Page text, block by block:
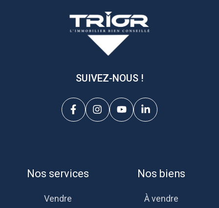
SUIVEZ-NOUS !
Nos services
Vendre
Nos biens
À vendre